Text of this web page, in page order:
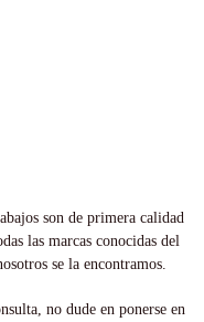
son de primera calidad
las marcas conocidas del
se la encontramos.
no dude en ponerse en